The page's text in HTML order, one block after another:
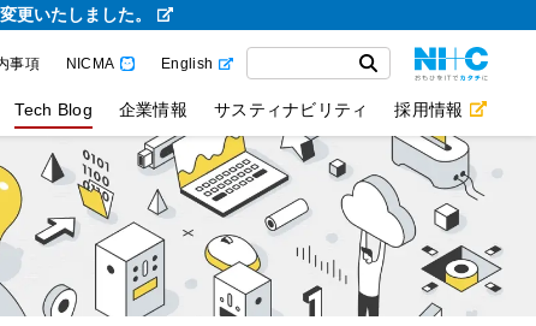
更いたしました。
事項 NICMA English
Tech Blog 企業情報 サスティナビリティ 採用情報